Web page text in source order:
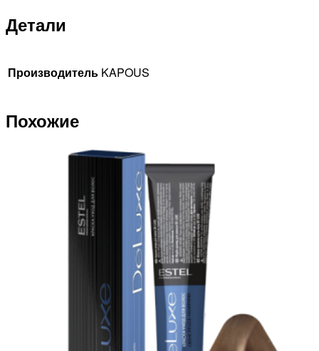
Детали
Производитель KAPOUS
Похожие